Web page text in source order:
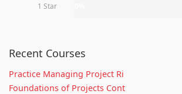
1 Star
Recent Courses
Practice Managing Project Ri
Foundations of Projects Cont